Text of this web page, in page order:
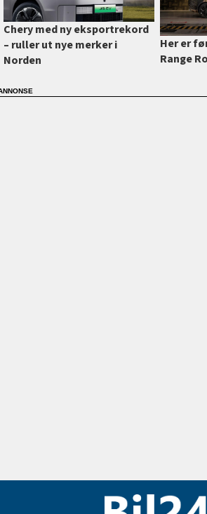
Chery med ny eksportrekord
–⁠ ruller ut nye merker i
Norden
Her er
Range